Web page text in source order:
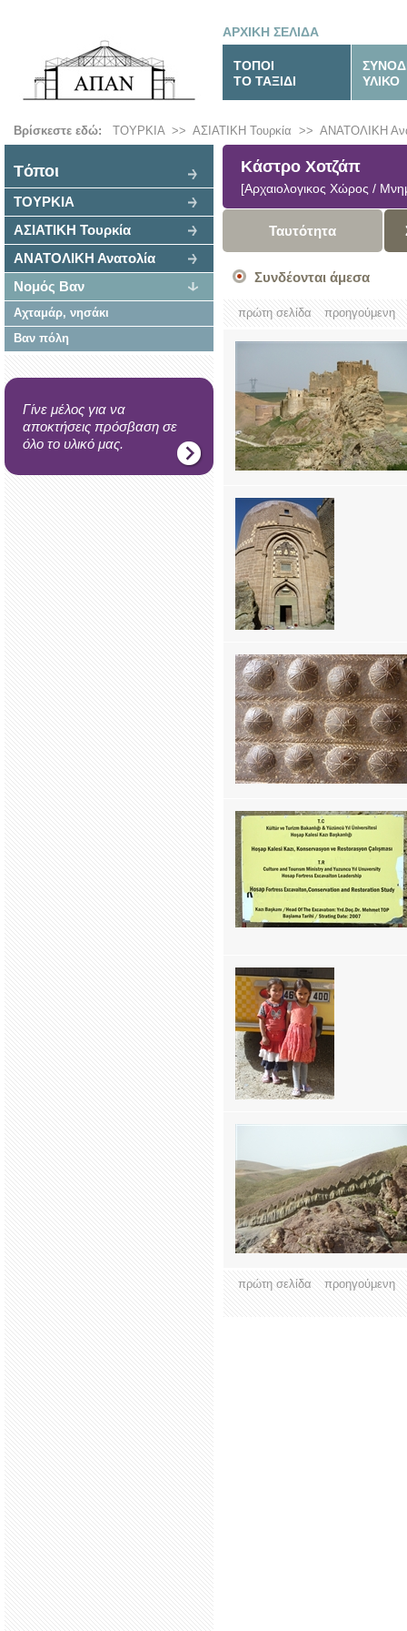
ΑΡΧΙΚΗ ΣΕΛΙΔΑ
ΤΟΠΟΙ
ΤΟ ΤΑΞΙΔΙ
ΥΛΙΚΟ
Βρίσκεστε εδώ: ΤΟΥΡΚΙΑ>> ΑΣΙΑΤΙΚΗ Τουρκία >> ΑΝΑΤΟΛΙΚΗ
Tόποι
ΤΟΥΡΚΙΑ
ΑΣΙΑΤΙΚΗ Τουρκία
ΑΝΑΤΟΛΙΚΗ Ανατολία
Νομός Βαν
Αχταμάρ, νησάκι
Βαν πόλη
Γίνε μέλος για να
αποκτήσεις πρόσβαση σε
όλο το υλικό μας.
Κάστρο Χοτζάπ
[Αρχαιολογικος Χώρος /
Ταυτότητα
Συνδέονται άμεσα
πρώτη σελίδα προηγούμενη
πρώτη σελίδα προηγούμενη